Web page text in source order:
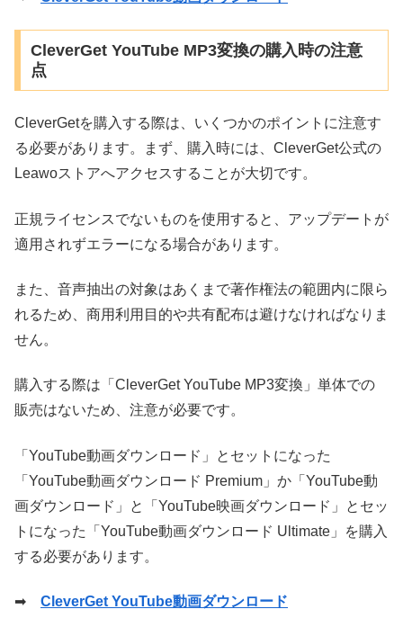
CleverGet YouTube MP3変換の購入時の注意
点
CleverGetを購入する際は、いくつかのポイントに注意す
る必要があります。まず、購入時には、CleverGet公式の
Leawoストアへアクセスすることが大切です。
正規ライセンスでないものを使用すると、アップデートが
適用されずエラーになる場合があります。
また、音声抽出の対象はあくまで著作権法の範囲内に限ら
れるため、商用利用目的や共有配布は避けなければなりま
せん。
購入する際は「CleverGet YouTube MP3変換」単体での
販売はないため、注意が必要です。
「YouTube動画ダウンロード」とセットになった
「YouTube動画ダウンロード Premium」か「YouTube動
画ダウンロード」と「YouTube映画ダウンロード」とセッ
トになった「YouTube動画ダウンロード Ultimate」を購入
する必要があります。
➡ CleverGet YouTube動画ダウンロード